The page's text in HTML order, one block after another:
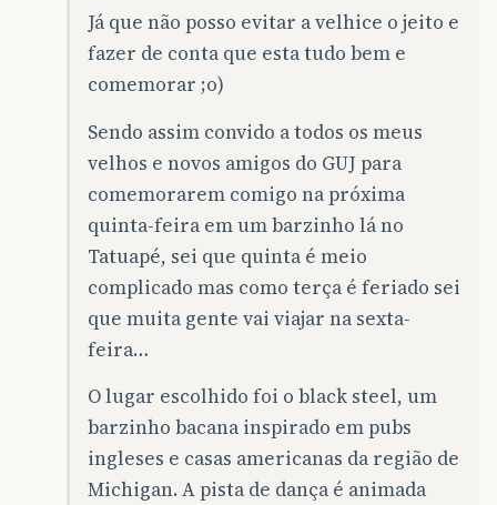
Já que não posso evitar a velhice o jeito e
fazer de conta que esta tudo bem e
comemorar ;o)
Sendo assim convido a todos os meus
velhos e novos amigos do GUJ para
comemorarem comigo na próxima
quinta-feira em um barzinho lá no
Tatuapé, sei que quinta é meio
complicado mas como terça é feriado sei
que muita gente vai viajar na sexta-
feira…
O lugar escolhido foi o black steel, um
barzinho bacana inspirado em pubs
ingleses e casas americanas da região de
Michigan. A pista de dança é animada